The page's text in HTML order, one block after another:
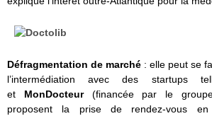
Défragmentation de marché : elle peut se
l’intermédiation avec des startups
et MonDocteur(financée par le
proposent la prise de rendez-vous